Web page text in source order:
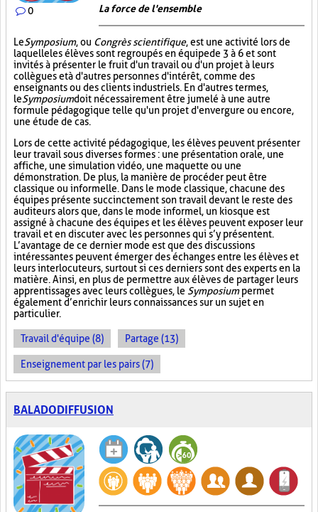
0 La force de l'ensemble
LeSymposium, ou Congrès scientifique, est une activité lors de
laquelle les élèves sont regroupés en équipe de 3 à 6 et sont
invités à présenter le fruit d'un travail ou d'un projet à leurs
collègues et à d'autres personnes d'intérêt, comme des
enseignants ou des clients industriels. En d'autres termes,
leSymposiumdoit nécessairement être jumelé à une autre
formule pédagogique telle qu'un projet d'envergure ou encore,
une étude de cas.
Lors de cette activité pédagogique, les élèves peuvent présenter
leur travail sous diverses formes : une présentation orale, une
affiche, une simulation vidéo, une maquette ou une
démonstration. De plus, la manière de procéder peut être
classique ou informelle. Dans le mode classique, chacune des
équipes présente succinctement son travail devant le reste des
auditeurs alors que, dans le mode informel, un kiosque est
assigné à chacune des équipes et les élèves peuvent exposer leur
travail et en discuter avec les personnes qui s’y présentent.
L’avantage de ce dernier mode est que des discussions
intéressantes peuvent émerger des échanges entre les élèves et
leurs interlocuteurs, surtout si ces derniers sont des experts en la
matière. Ainsi, en plus de permettre aux élèves de partager leurs
apprentissages avec leurs collègues, le Symposiumpermet
également d’enrichir leurs connaissances sur un sujet en
particulier.
Travail d'équipe (8) Partage (13)
Enseignement par les pairs (7)
BALADODIFFUSION